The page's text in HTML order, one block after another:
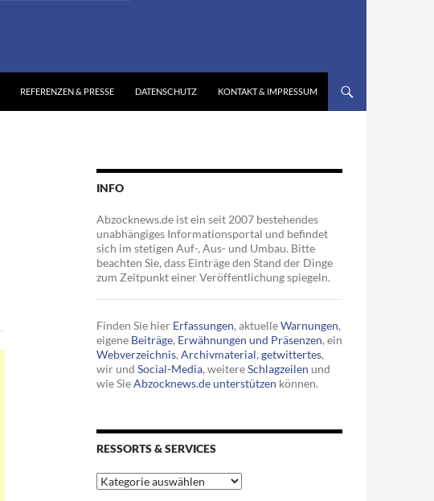
REFERENZEN & PRESSE DATENSCHUTZ KONTAKT & IMPRESSUM
INFO
Abzocknews.de ist ein seit 2007 bestehendes
unabhängiges Informationsportal und befindet
sich im stetigen Auf-, Aus- und Umbau. Bitte
beachten Sie, dass Einträge den Stand der Dinge
zum Zeitpunkt einer Veröffentlichung spiegeln.
Finden Sie hier Erfassungen, aktuelleWarnungen,
eigene Beiträge, Erwähnungen und Präsenzen, ein
Webverzeichnis, Archivmaterial, getwittertes,
wir und Social-Media, weitereSchlagzeilen und
wie SieAbzocknews.de unterstützen können.
RESSORTS & SERVICES
Ressorts
&